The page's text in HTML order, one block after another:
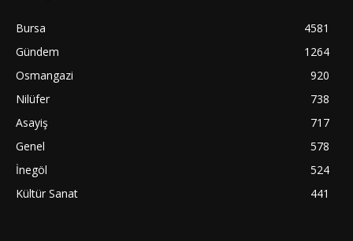
Bursa
4581
Gündem
1264
Osmangazi
920
Nilüfer
738
Asayiş
717
Genel
578
İnegöl
524
Kültür Sanat
441